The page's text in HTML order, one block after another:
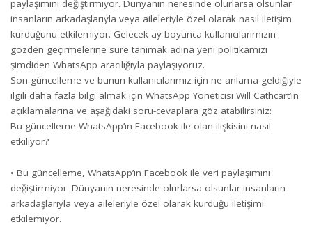
paylaşımını değiştirmiyor. Dünyanın neresinde olurlarsa olsunlar
insanların arkadaşlarıyla veya aileleriyle özel olarak nasıl iletişim
kurduğunu etkilemiyor. Gelecek ay boyunca kullanıcılarımızın
gözden geçirmelerine süre tanımak adına yeni politikamızı
şimdiden WhatsApp aracılığıyla paylaşıyoruz.
Son güncelleme ve bunun kullanıcılarımız için ne anlama geldiğiyle
ilgili daha fazla bilgi almak için WhatsApp Yöneticisi Will Cathcart’ın
açıklamalarına ve aşağıdaki soru-cevaplara göz atabilirsiniz:
Bu güncelleme WhatsApp’ın Facebook ile olan ilişkisini nasıl
etkiliyor?
• Bu güncelleme, WhatsApp’ın Facebook ile veri paylaşımını
değiştirmiyor. Dünyanın neresinde olurlarsa olsunlar insanların
arkadaşlarıyla veya aileleriyle özel olarak kurduğu iletişimi
etkilemiyor.